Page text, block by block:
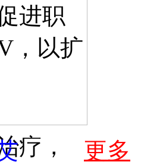
进职
，以扩
疗，
更多